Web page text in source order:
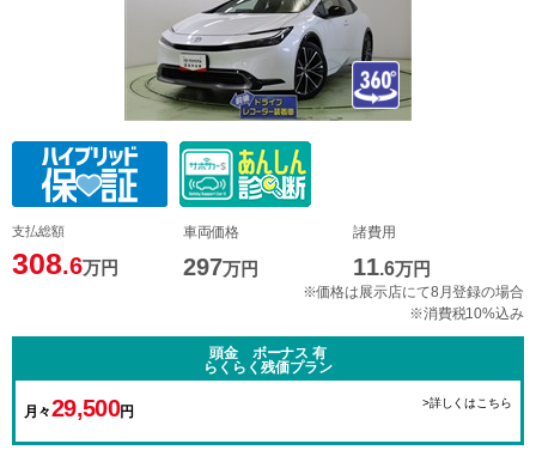
支払総額
308.6万円
車両価格
297万円
諸費用
11.6万円
※価格は展示店にて8月登録の場合
※消費税10%込み
頭金 ボーナス 有
らくらく残価プラン
月々29,500円
>詳しくはこちら